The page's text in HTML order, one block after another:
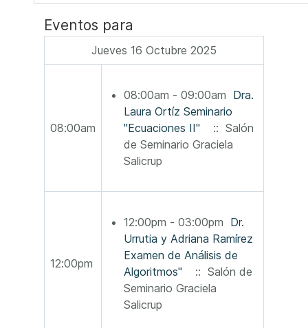
Eventos para
Jueves 16 Octubre 2025
08:00am
08:00am - 09:00am Dra.
Laura Ortíz Seminario
"Ecuaciones II"
:: Salón
de Seminario Graciela
Salicrup
12:00pm
12:00pm - 03:00pm Dr.
Urrutia y Adriana Ramírez
Examen de Análisis de
Algoritmos"
:: Salón de
Seminario Graciela
Salicrup